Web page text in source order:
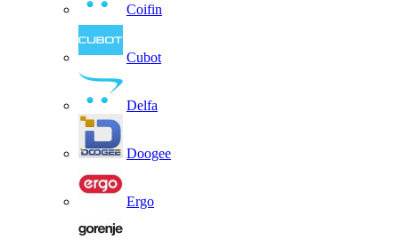
Coifin
Cubot
Delfa
Doogee
Ergo